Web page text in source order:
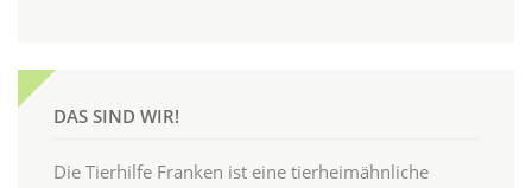
DAS SIND WIR!
Die Tierhilfe Franken ist eine tierheimähnliche